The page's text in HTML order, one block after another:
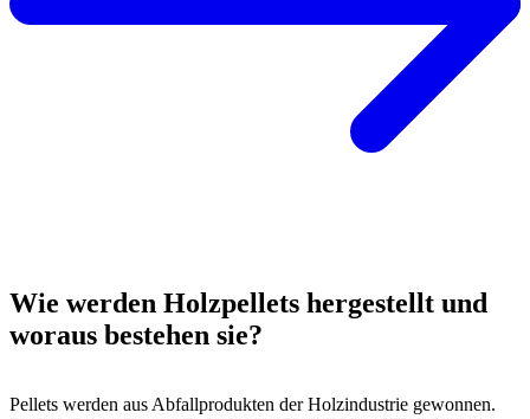
Wie werden Holzpellets hergestellt und
woraus bestehen sie?
Pellets werden aus Abfallprodukten der Holzindustrie gewonnen.